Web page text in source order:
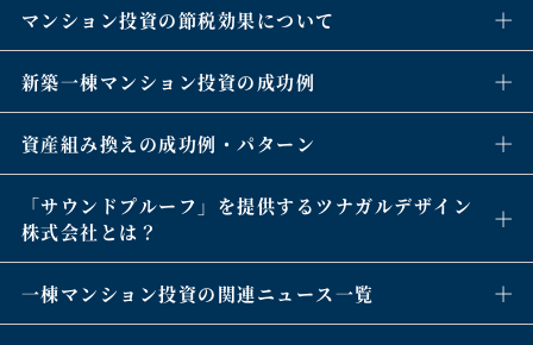
マンション投資の節税効果について
新築一棟マンション投資の成功例
資産組み換えの成功例・パターン
「サウンドプルーフ」を提供するツナガルデザイン
株式会社とは？
一棟マンション投資の関連ニュース一覧